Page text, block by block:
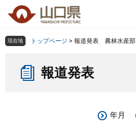
の
ー
組織で探す
Other Languages
現在地 トップページ > 報道発表 農林水産部
報道発表
年月